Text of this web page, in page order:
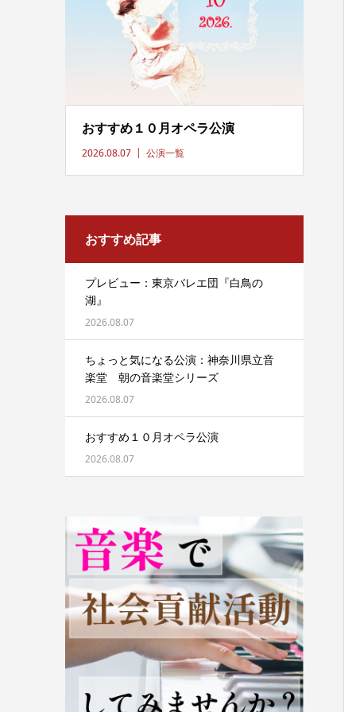
おすすめ１０月オペラ公演
2026.08.07 公演一覧
おすすめ記事
プレビュー：東京バレエ団『白鳥の
湖』
2026.08.07
ちょっと気になる公演：神奈川県立音
楽堂 朝の音楽堂シリーズ
2026.08.07
おすすめ１０月オペラ公演
2026.08.07